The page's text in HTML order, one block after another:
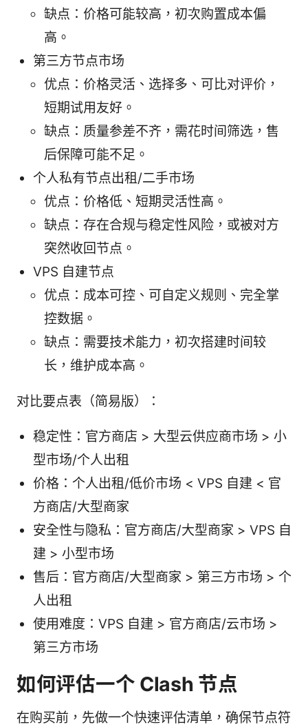
缺点：价格可能较高，初次购置成本偏
高。
第三方节点市场
优点：价格灵活、选择多、可比对评价，
短期试用友好。
缺点：质量参差不齐，需花时间筛选，售
后保障可能不足。
个人私有节点出租/二手市场
优点：价格低、短期灵活性高。
缺点：存在合规与稳定性风险，或被对方
突然收回节点。
VPS 自建节点
优点：成本可控、可自定义规则、完全掌
控数据。
缺点：需要技术能力，初次搭建时间较
长，维护成本高。
对比要点表（简易版）：
稳定性：官方商店 > 大型云供应商市场 > 小
型市场/个人出租
价格：个人出租/低价市场 < VPS 自建 < 官
方商店/大型商家
安全性与隐私：官方商店/大型商家 > VPS 自
建 > 小型市场
售后：官方商店/大型商家 > 第三方市场 > 个
人出租
使用难度：VPS 自建 > 官方商店/云市场 >
第三方市场
如何评估一个 Clash 节点
在购买前，先做一个快速评估清单，确保节点符